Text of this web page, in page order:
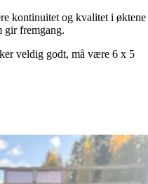
kontinuitet og kvalitet i øktene
gir fremgang.
veldig godt, må være 6 x 5